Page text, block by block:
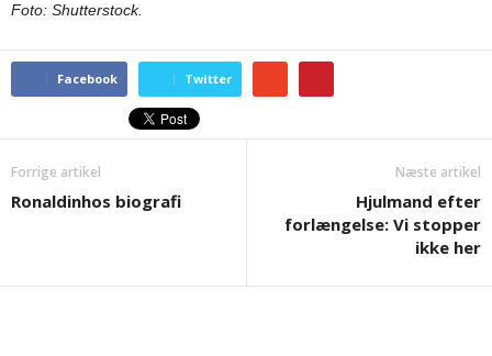
Foto: Shutterstock.
Facebook Twitter
Forrige artikel
Ronaldinhos biografi
Næste artikel
Hjulmand efter
forlængelse: Vi stopper
ikke her